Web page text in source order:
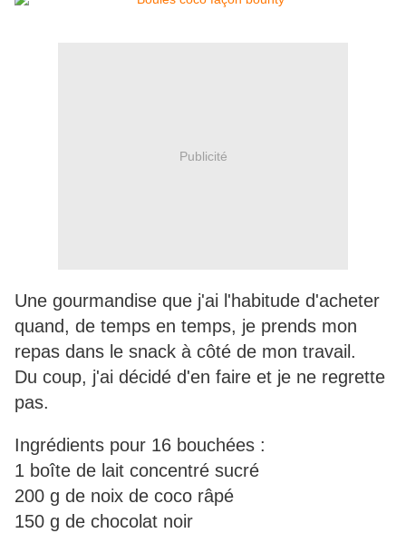
Publicité
Une gourmandise que j'ai l'habitude d'acheter
quand, de temps en temps, je prends mon
repas dans le snack à côté de mon travail.
Du coup, j'ai décidé d'en faire et je ne regrette
pas.
Ingrédients pour 16 bouchées :
1 boîte de lait concentré sucré
200 g de noix de coco râpé
150 g de chocolat noir